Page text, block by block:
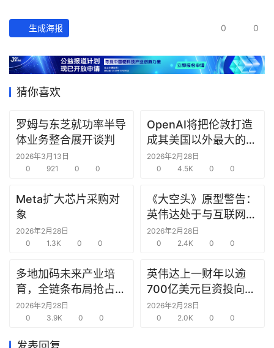
数
据
选
报
告
投
之
窗
商
机
链
合
生成海报 0 0
猜你喜欢
罗姆与东芝就功率半导
体业务整合展开谈判
2026年3月13日
0
921 0 0
OpenAI将把伦敦打造
成其美国以外最大的研
究中心
2026年2月28日
0
4.5K 0 0
Meta扩大芯片采购对
象
2026年2月28日
0
1.3K 0 0
《大空头》原型警告：
英伟达处于与互联网泡
沫时期思科同样的“危
险境地”
2026年2月28日
0
2.4K 0 0
多地加码未来产业培
育，全链条布局抢占新
赛道先机
2026年2月28日
0
3.9K 0 0
英伟达上一财年以逾
700亿美元巨资投向合
作方，竭力巩固AI芯片
需求
2026年2月28日
0
2.0K 0 0